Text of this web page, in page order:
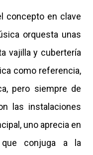
concepto en clave
orquesta unas
vajilla y cubertería
como referencia,
pero siempre de
las instalaciones
uno aprecia en
conjuga a la